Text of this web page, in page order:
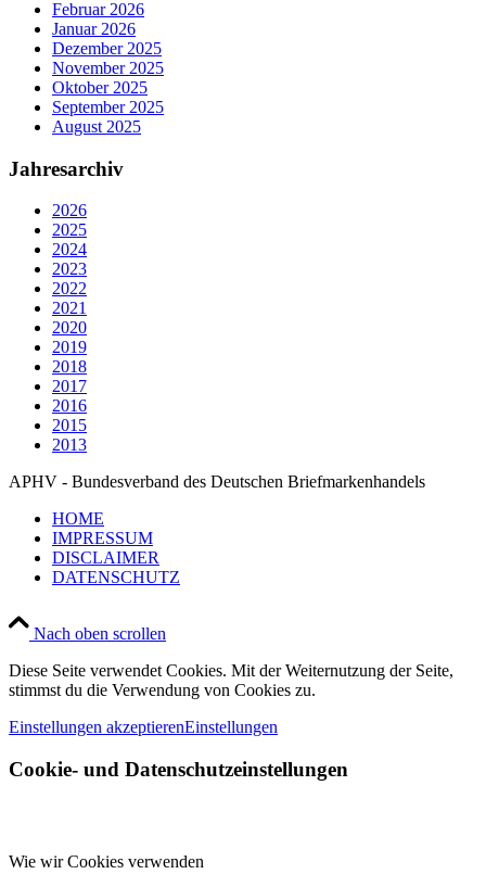
Februar 2026
Januar 2026
Dezember 2025
November 2025
Oktober 2025
September 2025
August 2025
Jahresarchiv
2026
2025
2024
2023
2022
2021
2020
2019
2018
2017
2016
2015
2013
APHV - Bundesverband des Deutschen Briefmarkenhandels
HOME
IMPRESSUM
DISCLAIMER
DATENSCHUTZ
Nach oben scrollen
Diese Seite verwendet Cookies. Mit der Weiternutzung der Seite,
stimmst du die Verwendung von Cookies zu.
Einstellungen akzeptierenEinstellungen
Cookie- und Datenschutzeinstellungen
Wie wir Cookies verwenden